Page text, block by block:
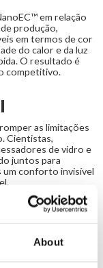
About
em relação
produção,
em termos de cor
do calor e da luz
O resultado é
competitivo.
as limitações
Cientistas,
de vidro e
juntos para
um conforto invisível
controlar a
individuais
criar energia
raios solares.